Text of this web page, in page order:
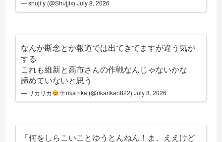
— shuji y (@Shujjix)July 8, 2026
なんか断念とか報道では出てきてますが違う気が
する
これも維新と高市さんの作戦なんじゃないかな
諦めていないと思う
— リカリカ rika rika (@rikarikan822) July 8, 2026
「何をしらこいことゆうとんねん！ま、ええけど